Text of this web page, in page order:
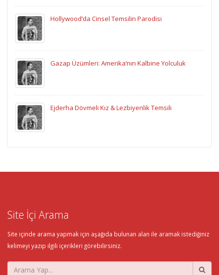
Hollywood’da Cinsel Temsilin Parodisi
Gazap Üzümleri: Amerika’nın Kalbine Yolculuk
Ejderha Dövmeli Kız & Lezbiyenlik Temsili
Site İçi Arama
Site içinde arama yapmak için aşağıda bulunan alan ile aramak istediğiniz
kelimeyi yazıp ilgili içerikleri görebilirsiniz.